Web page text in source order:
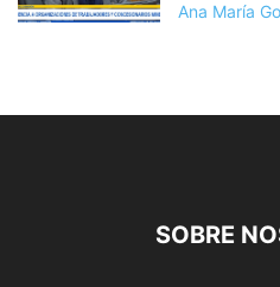
Ana María
SOBRE